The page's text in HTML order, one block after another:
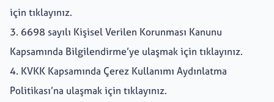
Sürdürülebilirlik
Kariyer
için tıklayınız.
3. 6698 sayılı Kişisel Verilen Korunması Kanunu
Kapsamında Bilgilendirme’ye ulaşmak için tıklayınız.
4. KVKK Kapsamında Çerez Kullanımı Aydınlatma
Politikası’na ulaşmak için tıklayınız.